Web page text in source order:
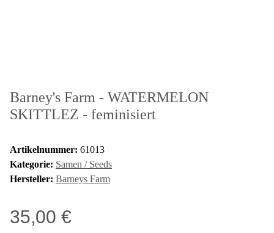
Barney's Farm - WATERMELON
SKITTLEZ - feminisiert
Artikelnummer: 61013
Kategorie: Samen / Seeds
Hersteller: Barneys Farm
35,00 €